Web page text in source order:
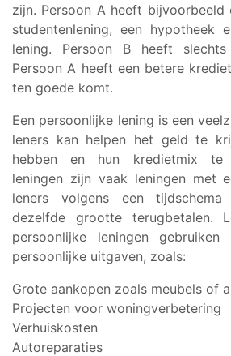
zijn. Persoon A heeft bijvoorbeeld
studentenlening, een hypotheek
lening. Persoon B heeft
Persoon A heeft een betere
ten goede komt.
Een persoonlijke lening is een
leners kan helpen het geld te
hebben en hun kredietmix te
leningen zijn vaak leningen met
leners volgens een
dezelfde grootte terugbetalen.
persoonlijke leningen gebruiken
persoonlijke uitgaven, zoals:
Grote aankopen zoals meubels of
Projecten voor woningverbetering
Verhuiskosten
Autoreparaties